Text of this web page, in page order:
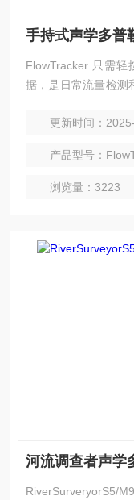
手持式声学多普
FlowTracker 只需
据，是日常流量检测
更新时间：
产品型号：
浏览量：3223
河流调查者声学
RiverSurveryorS5/